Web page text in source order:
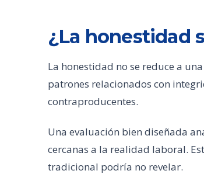
¿La honestidad
La honestidad no se reduce a
patrones relacionados con
contraproducentes.
Una evaluación bien diseñada
cercanas a la realidad laboral.
tradicional podría no revelar.